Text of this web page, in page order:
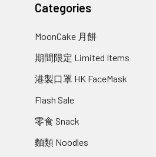
Categories
MoonCake 月餅
期間限定 Limited Items
港製口罩 HK FaceMask
Flash Sale
零食 Snack
麵類 Noodles